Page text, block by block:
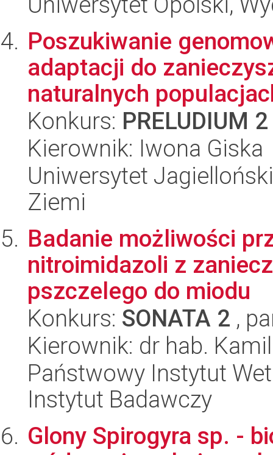
Poszukiwanie
adaptacji do
naturalnych
Konkurs: PRELUDIUM 2
Kierownik: Iwona Giska
Uniwersytet
Ziemi
Badanie możliwości
nitroimidazoli z
pszczelego do miodu
Konkurs: SONATA 2 ,
Kierownik: dr hab.
Państwowy Instytut
Instytut Badawczy
Glony Spirogyra sp. -